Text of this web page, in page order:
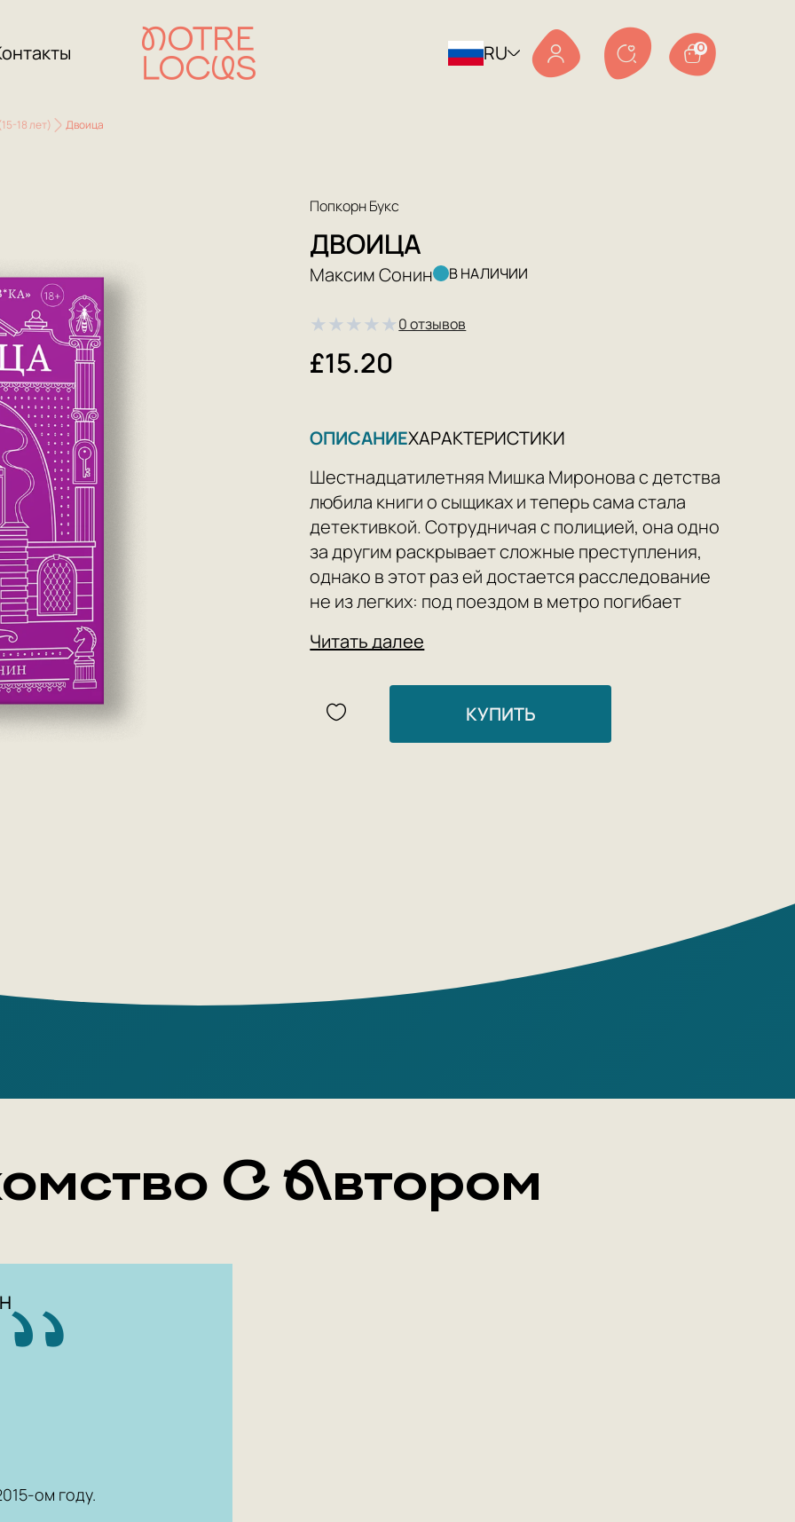
RU 0
18 лет) Двоица
Попкорн Букс
ДВОИЦА
Максим Сонин В НАЛИЧИИ
★★★★★0 отзывов
£15.20
ОПИСАНИЕХАРАКТЕРИСТИКИ
Шестнадцатилетняя Мишка Миронова с детства
любила книги о сыщиках и теперь сама стала
детективкой. Сотрудничая с полицией, она одно
за другим раскрывает сложные преступления,
однако в этот раз ей достается расследование
не из легких: под поездом в метро погибает
кажется несчастным случаем… «Двоица» —
Максима Сонина, авторки романа «Письма до
полуночи».
Читать далее
КУПИТЬ
С Автором
ом году.